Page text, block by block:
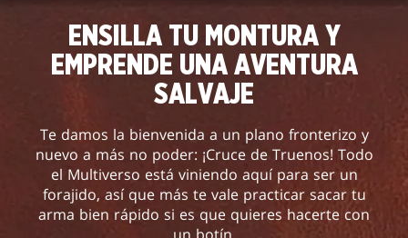
ENSILLA TU MONTURA Y
EMPRENDE UNA AVENTURA
SALVAJE
Te damos la bienvenida a un plano fronterizo y
nuevo a más no poder: ¡Cruce de Truenos! Todo
el Multiverso está viniendo aquí para ser un
forajido, así que más te vale practicar sacar tu
arma bien rápido si es que quieres hacerte con